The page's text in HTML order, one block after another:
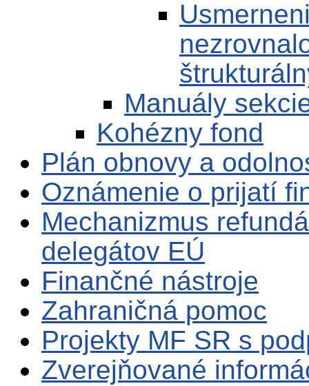
Manuály
Kohézny fond
Plán obnovy a
Oznámenie o prijatí
Mechanizmus
delegátov EÚ
Finančné nástroje
Zahraničná pomoc
Projekty MF SR s
Zverejňované